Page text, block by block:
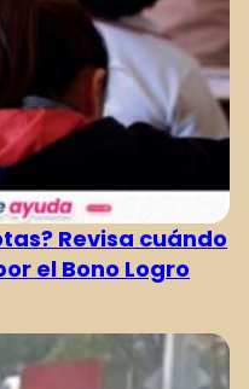
Revisa cuándo
el Bono Logro